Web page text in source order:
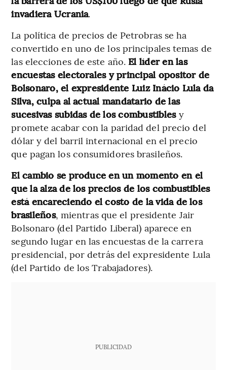
invadiera Ucrania.
La política de precios de Petrobras se ha
convertido en uno de los principales temas de
las elecciones de este año. El líder en las
encuestas electorales y principal opositor de
Bolsonaro, el expresidente Luiz Inácio Lula da
Silva, culpa al actual mandatario de las
sucesivas subidas de los combustibles y
promete acabar con la paridad del precio del
dólar y del barril internacional en el precio
que pagan los consumidores brasileños.
El cambio se produce en un momento en el
que la alza de los precios de los combustibles
está encareciendo el costo de la vida de los
brasileños, mientras que el presidente Jair
Bolsonaro (del Partido Liberal) aparece en
segundo lugar en las encuestas de la carrera
presidencial, por detrás del expresidente Lula
(del Partido de los Trabajadores).
PUBLICIDAD